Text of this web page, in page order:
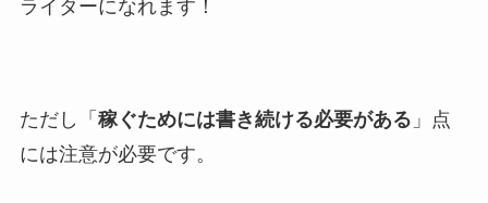
ライターになれます！
ただし「 稼ぐためには書き続ける必要がある 」点
には注意が必要です。